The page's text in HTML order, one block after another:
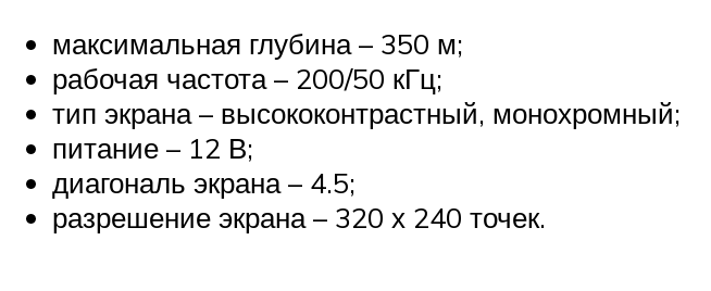
максимальная глубина – 350 м;
рабочая частота – 200/50 кГц;
тип экрана – высококонтрастный, монохромный;
питание – 12 В;
диагональ экрана – 4.5;
разрешение экрана – 320 х 240 точек.